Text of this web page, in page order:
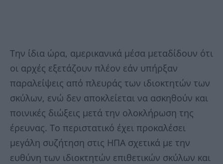
Την ίδια ώρα, αμερικανικά μέσα μεταδίδουν ότι
οι αρχές εξετάζουν πλέον εάν υπήρξαν
παραλείψεις από πλευράς των ιδιοκτητών των
σκύλων, ενώ δεν αποκλείεται να ασκηθούν και
ποινικές διώξεις μετά την ολοκλήρωση της
έρευνας. Το περιστατικό έχει προκαλέσει
μεγάλη συζήτηση στις ΗΠΑ σχετικά με την
ευθύνη των ιδιοκτητών επιθετικών σκύλων και